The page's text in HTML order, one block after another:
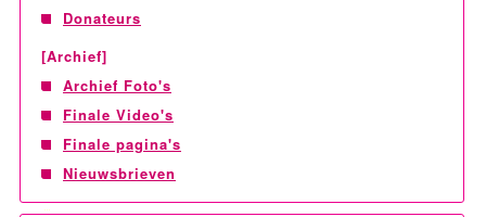
Donateurs
[Archief]
Archief Foto's
Finale Video's
Finale pagina's
Nieuwsbrieven